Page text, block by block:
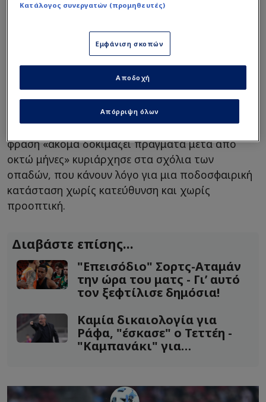
Μέσα Κοινωνικής Δικτύωσης της "πράσινης" ΠΑΕ.
δεν στέκονται μόνο στο αποτέλεσμα. Αυτό που
τους εξοργίζει περισσότερο είναι η εικόνα της
Μια ομάδα χωρίς ένταση, χωρίς ιδέες,
χωρίς προσωπικότητα και – κυρίως – χωρίς
σημάδια προόδου, παρά το γεγονός ότι ο Ράφα
Μπενίτεθ βρίσκεται στον πάγκο εδώ και μήνες.
φράση «ακόμα δοκιμάζει πράγματα μετά από
οκτώ μήνες» κυριάρχησε στα σχόλια των
οπαδών, που κάνουν λόγο για μια ποδοσφαιρική
κατάσταση χωρίς κατεύθυνση και χωρίς
προοπτική.
Διαβάστε επίσης...
"Επεισόδιο" Σορτς-Αταμάν
την ώρα του ματς - Γι’ αυτό
τον ξεφτίλισε δημόσια!
Καμία δικαιολογία για
Ράφα, "έσκασε" ο Τεττέη -
"Καμπανάκι" για
Κατάλογος συνεργατών (προμηθευτές)
Εμφάνιση σκοπών
Απόρριψη όλων
Αποδοχή